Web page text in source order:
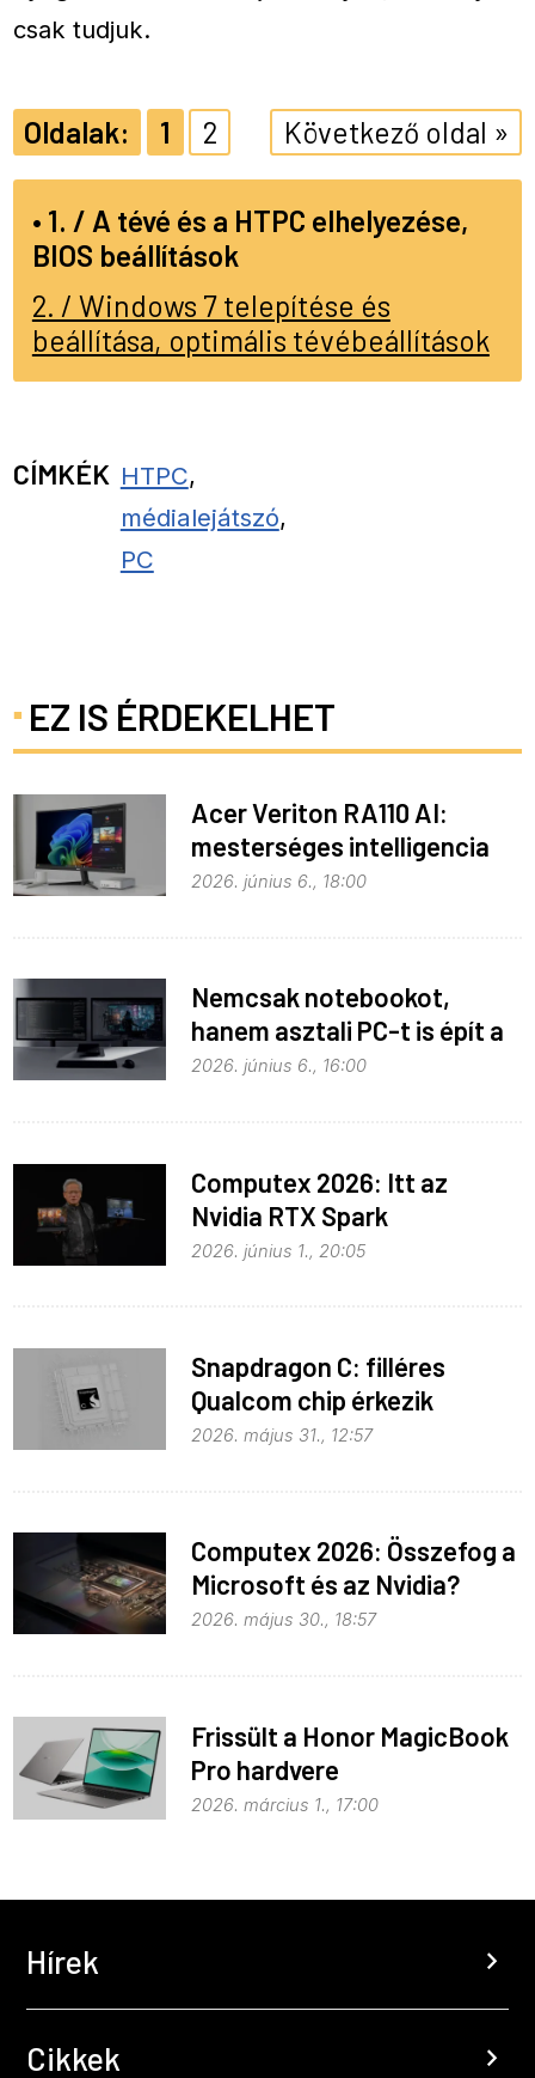
csak tudjuk.
1 2 Következő oldal »
1. / A tévé és a HTPC elhelyezése,
BIOS beállítások
2. / Windows 7 telepítése és
beállítása, optimális tévébeállítások
CÍMKÉK HTPC,
médialejátszó,
PC
EZ IS ÉRDEKELHET
Acer Veriton RA110 AI:
mesterséges intelligencia
helyben
2026. június 6., 18:00
Nemcsak notebookot,
hanem asztali PC-t is épít a
Microsoft az RTX Spark köré
2026. június 6., 16:00
Computex 2026: Itt az
Nvidia RTX Spark
processzor
2026. június 1., 20:05
Snapdragon C: filléres
Qualcom chip érkezik
Widowshoz
2026. május 31., 12:57
Computex 2026: Összefog a
Microsoft és az Nvidia?
2026. május 30., 18:57
Frissült a Honor MagicBook
Pro hardvere
2026. március 1., 17:00
Hírek chevron_right
Cikkek chevron_right